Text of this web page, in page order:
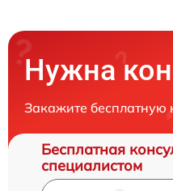
Нужна
Закажите бесплатную
Бесплатная
специалистом